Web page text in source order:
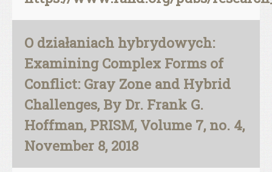
O działaniach hybrydowych:
Examining Complex Forms of
Conflict: Gray Zone and Hybrid
Challenges, By Dr. Frank G.
Hoffman, PRISM, Volume 7, no. 4,
November 8, 2018